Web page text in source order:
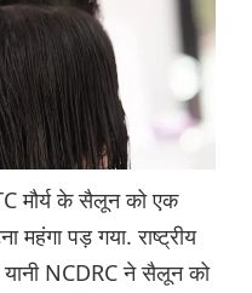
मौर्य के सैलून को एक
महंगा पड़ गया. राष्ट्रीय
यानी NCDRC ने सैलून को